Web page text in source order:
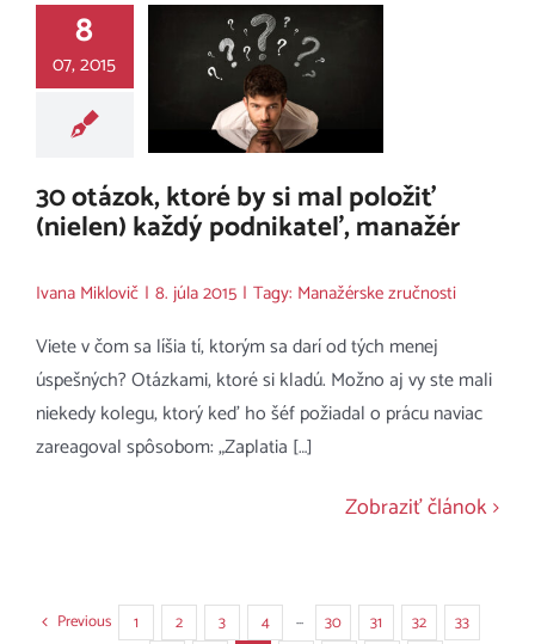
8
07, 2015
30 otázok, ktoré by si mal položiť
(nielen) každý podnikateľ, manažér
Ivana Miklovič | 8. júla 2015 | Tagy: Manažérske zručnosti
Viete v čom sa líšia tí, ktorým sa darí od tých menej
úspešných? Otázkami, ktoré si kladú. Možno aj vy ste mali
niekedy kolegu, ktorý keď ho šéf požiadal o prácu naviac
zareagoval spôsobom: „Zaplatia […]
Zobraziť článok
Previous 1 2 3 4 ··· 30 31 32
33